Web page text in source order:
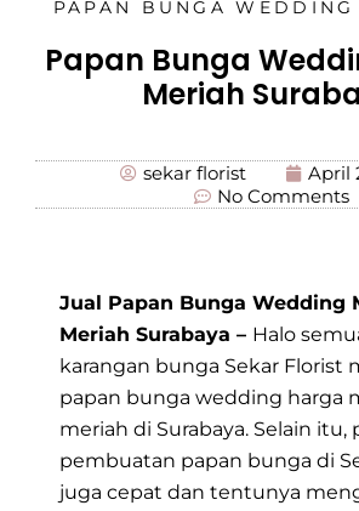
PAPAN BUNGA WEDDING
Papan Bunga
Meriah
sekar florist
April
No Comments
Jual Papan Bunga Wedding
Meriah Surabaya – Halo
karangan bunga Sekar Florist
papan bunga wedding harga
meriah di Surabaya. Selain itu,
pembuatan papan bunga di
juga cepat dan tentunya